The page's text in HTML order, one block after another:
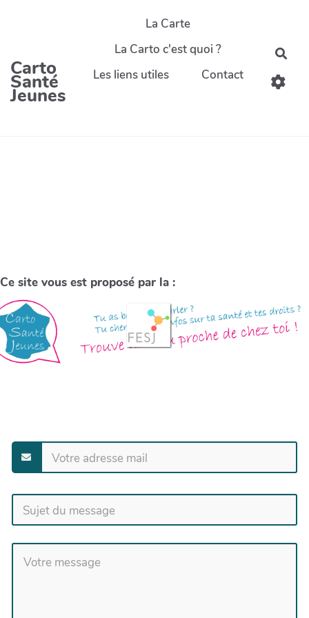
Carto
Santé
Jeunes
La Carte
La Carto c'est quoi ?
Les liens utiles
Contact
Ce site vous est proposé par la :